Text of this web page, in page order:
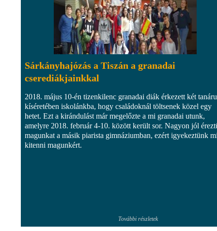
Sárkányhajózás a Tiszán a granadai
cserediákjainkkal
2018. május 10-én tizenkilenc granadai diák érkezett két
kíséretében iskolánkba, hogy családoknál töltsenek közel egy
hetet. Ezt a kirándulást már megelőzte a mi granadai utunk,
amelyre 2018. február 4-10. között került sor. Nagyon jól
magunkat a másik piarista gimnáziumban, ezért igyekeztünk
kitenni magunkért.
További részletek